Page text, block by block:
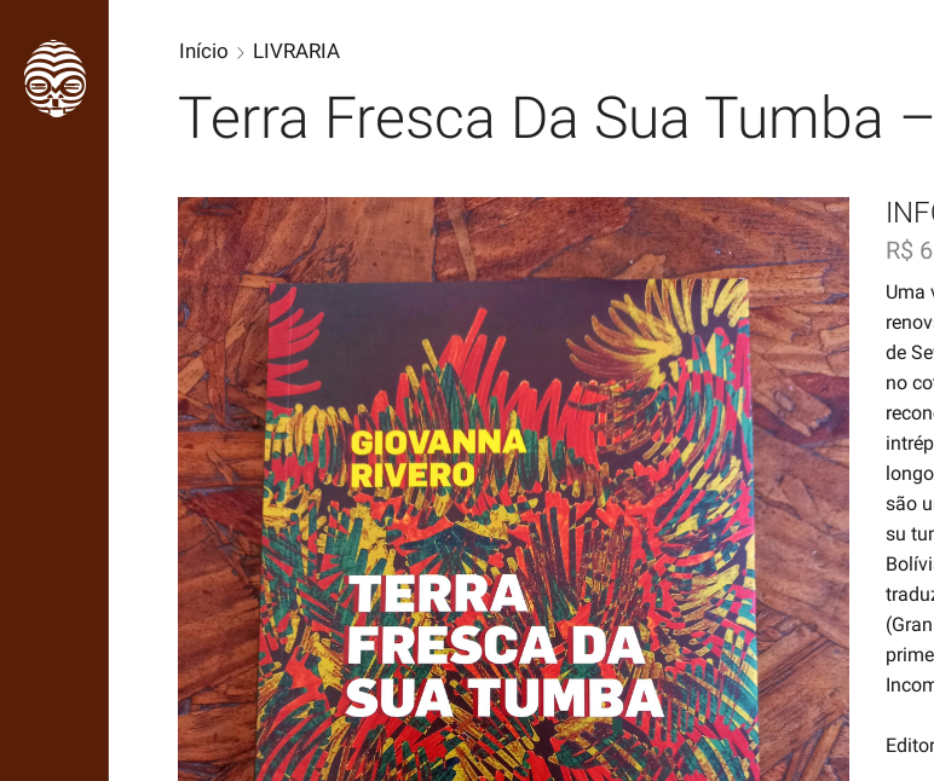
Início LIVRARIA
Terra Fresca Da Sua Tumba
R$
Uma
de
no
são
su